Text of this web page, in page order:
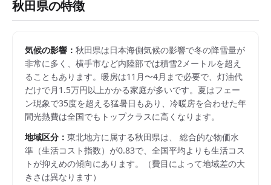
秋田県の特徴
気候の影響： 秋田県は日本海側気候の影響で冬の降雪量が
非常に多く、横手市など内陸部では積雪2メートルを超え
ることもあります。暖房は11月〜4月まで必要で、灯油代
だけで月1.5万円以上かかる家庭が多いです。夏はフェー
ン現象で35度を超える猛暑日もあり、冷暖房を合わせた年
間光熱費は全国でもトップクラスに高くなります。
地域区分： 東北地方に属する秋田県は、 総合的な物価水
準（生活コスト指数）が0.83で、 全国平均よりも生活コス
トが抑えめの傾向にあります。
（費目によって地域差の大
きさは異なります）